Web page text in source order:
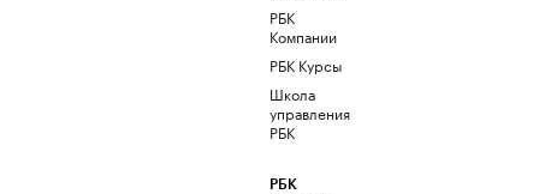
РБК
Компании
РБК Курсы
Школа
управления
РБК
РБК